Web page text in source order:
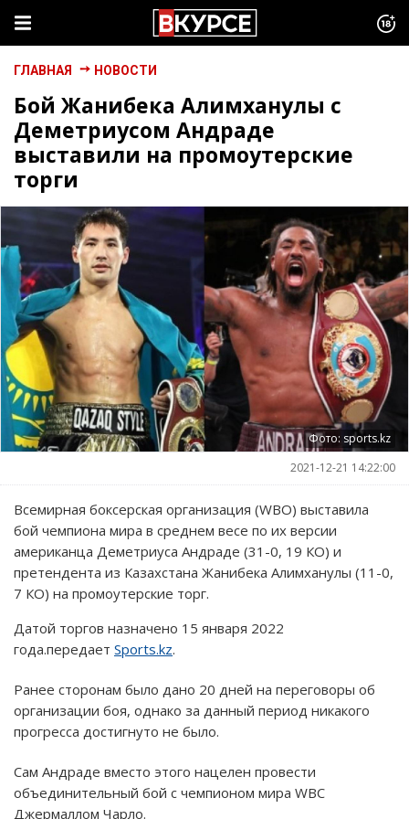
ГЛАВНАЯ НОВОСТИ
Бой Жанибека Алимханулы с
Деметриусом Андраде
выставили на промоутерские
торги
Фото: sports.kz
2021-12-21 14:22:00
Всемирная боксерская организация (WBO) выставила
бой чемпиона мира в среднем весе по их версии
американца Деметриуса Андраде (31-0, 19 КО) и
претендента из Казахстана Жанибека Алимханулы (11-0,
7 КО) на промоутерские торг.
Датой торгов назначено 15 января 2022
года.передает Sports.kz.
Ранее сторонам было дано 20 дней на переговоры об
организации боя, однако за данный период никакого
прогресса достигнуто не было.
Сам Андраде вместо этого нацелен провести
объединительный бой с чемпионом мира WBC
Джермаллом Чарло.